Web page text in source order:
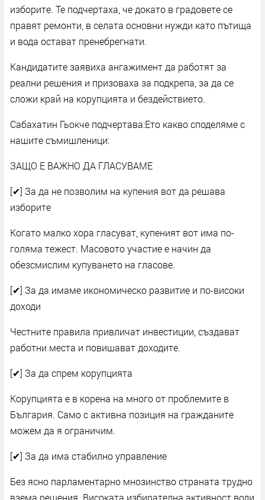
изборите. Те подчертаха, че докато в градовете се
правят ремонти, в селата основни нужди като пътища
и вода остават пренебрегнати.
Кандидатите заявиха ангажимент да работят за
реални решения и призоваха за подкрепа, за да се
сложи край на корупцията и бездействието.
Сабахатин Гьокче подчертава:Ето какво споделяме с
нашите съмишленици:
ЗАЩО Е ВАЖНО ДА ГЛАСУВАМЕ
[✔] За да не позволим на купения вот да решава
изборите
Когато малко хора гласуват, купеният вот има по-
голяма тежест. Масовото участие е начин да
обезсмислим купуването на гласове.
[✔] За да имаме икономическо развитие и по-високи
доходи
Честните правила привличат инвестиции, създават
работни места и повишават доходите.
[✔] За да спрем корупцията
Корупцията е в корена на много от проблемите в
България. Само с активна позиция на гражданите
можем да я ограничим.
[✔] За да има стабилно управление
Без ясно парламентарно мнозинство страната трудно
взема решения. Високата избирателна активност води